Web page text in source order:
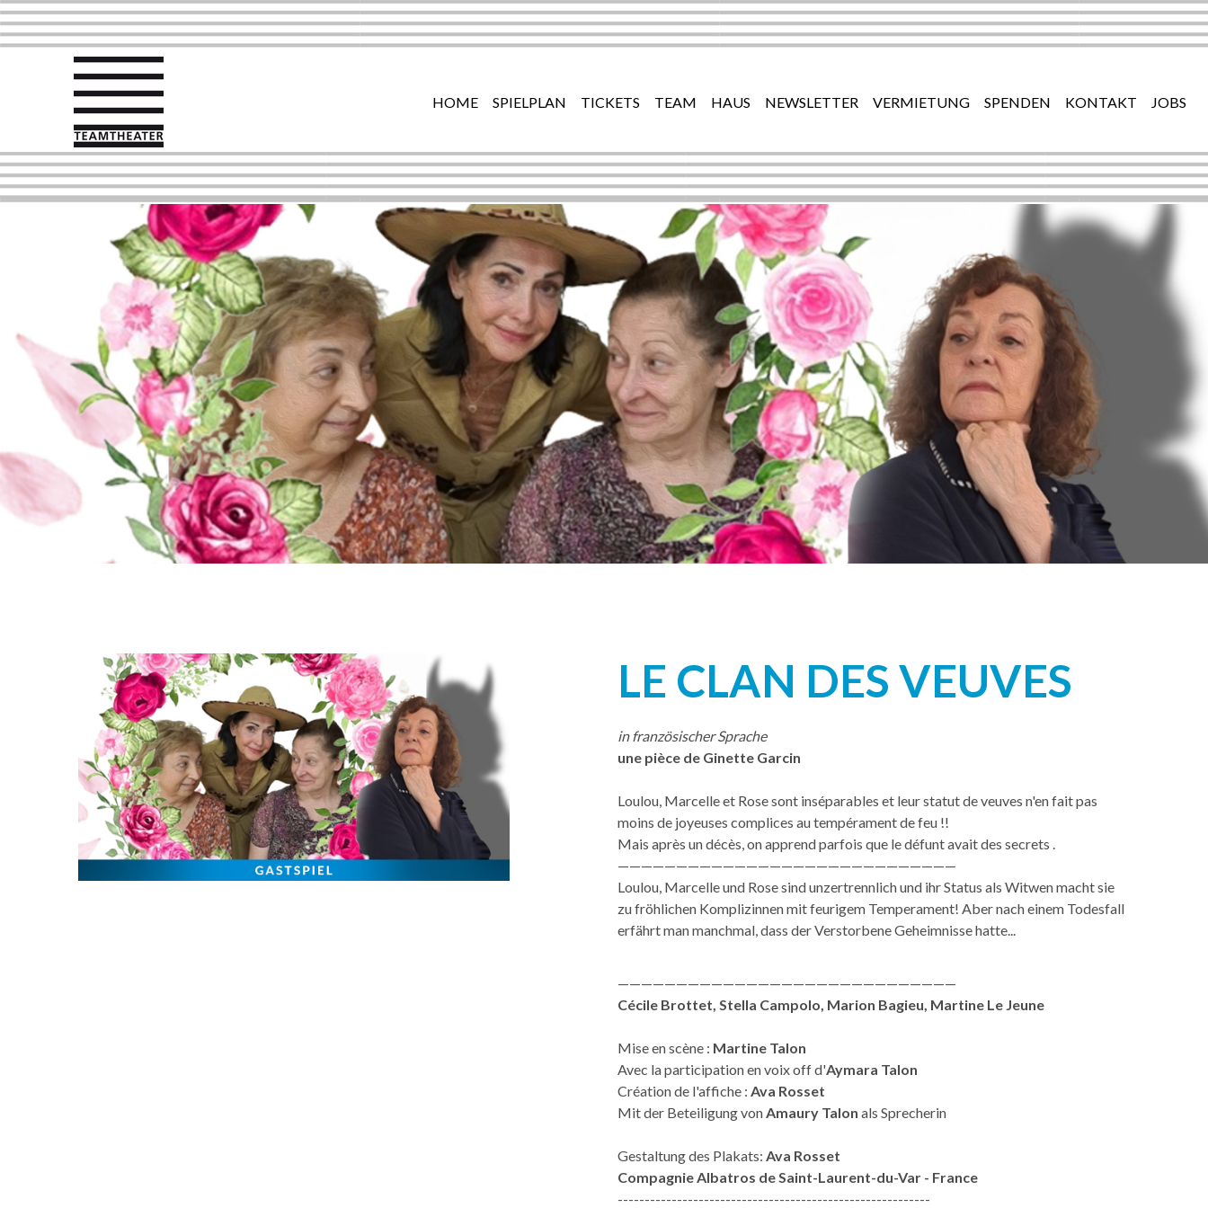
HOME SPIELPLAN TICKETS TEAM HAUS NEWSLETTER VERMIETUNG SPENDEN KONTAKT JOBS
LE CLAN DES VEUVES
in französischer Sprache
une pièce de Ginette Garcin
Loulou, Marcelle et Rose sont inséparables et leur statut de veuves n'en fait pas
moins de joyeuses complices au tempérament de feu !!
Mais après un décès, on apprend parfois que le défunt avait des secrets .
—————————————————————————————
Loulou, Marcelle und Rose sind unzertrennlich und ihr Status als Witwen macht sie
zu fröhlichen Komplizinnen mit feurigem Temperament! Aber nach einem Todesfall
erfährt man manchmal, dass der Verstorbene Geheimnisse hatte...
—————————————————————————————
Cécile Brottet, Stella Campolo, Marion Bagieu, Martine Le Jeune
Mise en scène : Martine Talon
Avec la participation en voix off d'Aymara Talon
Création de l'affiche : Ava Rosset
Mit der Beteiligung vonAmaury Talon als Sprecherin
Gestaltung des Plakats: Ava Rosset
Compagnie Albatros de Saint-Laurent-du-Var - France
----------------------------------------------------------